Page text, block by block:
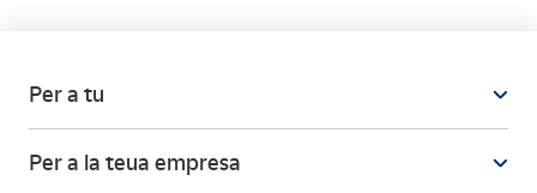
Per a tu
Per a la teua empresa